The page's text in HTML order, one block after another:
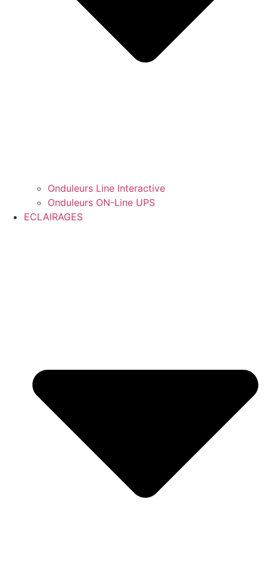
Onduleurs Line Interactive
Onduleurs ON-Line UPS
ECLAIRAGES